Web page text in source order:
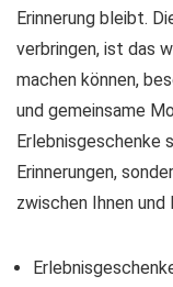
Erinnerung bleibt.
verbringen, ist das
machen können,
und gemeinsame
Erlebnisgeschenke
Erinnerungen,
zwischen Ihnen und